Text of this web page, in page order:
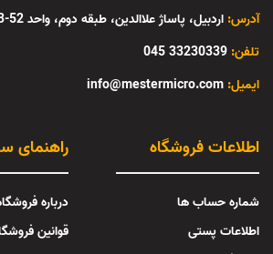
آدرس: اردبیل، پاساژ علاالدین، طبقه دوم، واحد 52-53
تلفن: 33230339 045
info@mestermicro.com :ایمیل
راهنمای
درباره
قوانین
اطلاعات فروشگاه
شماره حساب ها
اطلاعات پستی